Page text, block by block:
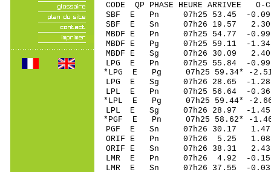
CODE QP PHASE HEURE
SBF E Pn 07h25
SBF E Sn 07h26 19.57 2.30
MBDF E Pn 07h25
MBDF E Pg 07h25
MBDF E Sg 07h26 30.09
LPG E Pn 07h25
*LPG E Pg 07h25
LPG E Sg 07h26 28.65 -
LPL E Pn 07h25
*LPL E Pg 07h25
LPL E Sg 07h26 28.97 -1.45
*PGF E Pn 07h25
PGF E Sn 07h26 30.17
ORIF E Pn 07h26
ORIF E Sn 07h26 38.31
LMR E Pn 07h26
LMR E Sn 07h26